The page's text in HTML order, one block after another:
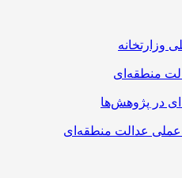
وزارتخانه
منطقه‌ای
در پژوهش‌ها
عدالت منطقه‌ای